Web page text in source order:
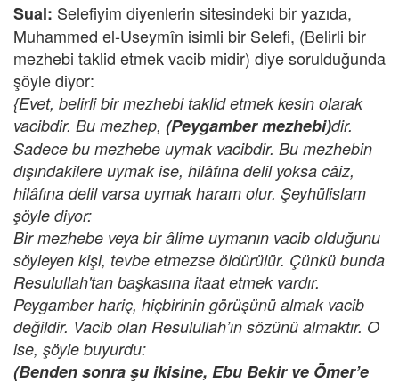
Sual: Selefiyim diyenlerin sitesindeki bir yazıda,
Muhammed el-Useymîn isimli bir Selefi, (Belirli bir
mezhebi taklid etmek vacib midir) diye sorulduğunda
şöyle diyor:
{Evet, belirli bir mezhebi taklid etmek kesin olarak
vacibdir. Bu mezhep, (Peygamber mezhebi)dir.
Sadece bu mezhebe uymak vacibdir. Bu mezhebin
dışındakilere uymak ise, hilâfına delil yoksa câiz,
hilâfına delil varsa uymak haram olur. Şeyhülislam
şöyle diyor:
Bir mezhebe veya bir âlime uymanın vacib olduğunu
söyleyen kişi, tevbe etmezse öldürülür. Çünkü bunda
Resulullah'tan başkasına itaat etmek vardır.
Peygamber hariç, hiçbirinin görüşünü almak vacib
değildir. Vacib olan Resulullah’ın sözünü almaktır. O
ise, şöyle buyurdu:
(Benden sonra şu ikisine, Ebu Bekir ve Ömer’e